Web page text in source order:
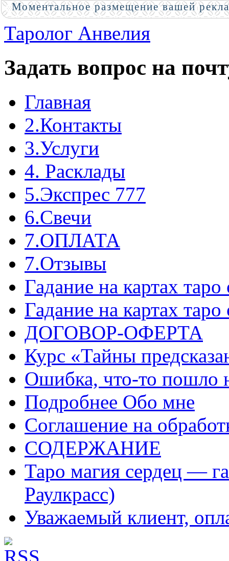
Таролог Анвелия
Задать вопрос на
Главная
2.Контакты
3.Услуги
4. Расклады
5.Экспрес 777
6.Свечи
7.ОПЛАТА
7.Отзывы
Гадание на картах
Гадание на картах
ДОГОВОР-ОФЕРТА
Курс «Тайны
Ошибка, что-то пошло
Подробнее Обо мне
Соглашение на
СОДЕРЖАНИЕ
Таро магия сердец —
Раулкрасс)
Уважаемый клиент,
Моментальное размещение вашей